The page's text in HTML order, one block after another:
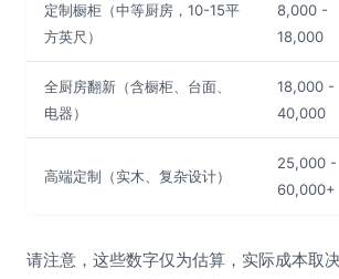
定制橱柜（中等厨房，10-15平
方英尺）
8,000 -
18,000
全厨房翻新（含橱柜、台面、
电器）
18,000 -
40,000
高端定制（实木、复杂设计）
25,000 -
60,000+
请注意，这些数字仅为估算，实际成本取